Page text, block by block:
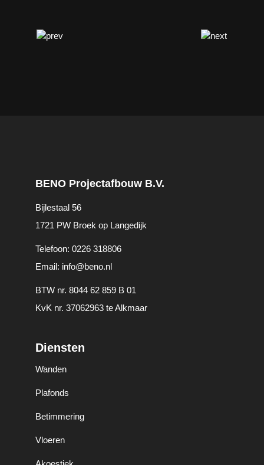
BENO Projectafbouw B.V.
Bijlestaal 56
1721 PW Broek op Langedijk
Telefoon: 0226 318806
Email: info@beno.nl
BTW nr. 8044 62 859 B 01
KvK nr. 37062963 te Alkmaar
Diensten
Wanden
Plafonds
Betimmering
Vloeren